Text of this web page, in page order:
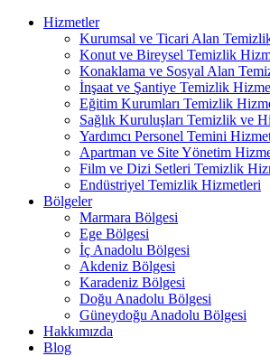
Hizmetler
Kurumsal ve Ticari Alan
Konut ve Bireysel Temizlik
Konaklama ve Sosyal Alan
İnşaat ve Şantiye Temizlik
Eğitim Kurumları Temizlik
Sağlık Kuruluşları Temizlik ve
Yardımcı Personel Temini
Apartman ve Site Yönetim
Film ve Dizi Setleri Temizlik
Endüstriyel Temizlik Hizmetleri
Bölgeler
Marmara Bölgesi
Ege Bölgesi
İç Anadolu Bölgesi
Akdeniz Bölgesi
Karadeniz Bölgesi
Doğu Anadolu Bölgesi
Güneydoğu Anadolu Bölgesi
Hakkımızda
Blog